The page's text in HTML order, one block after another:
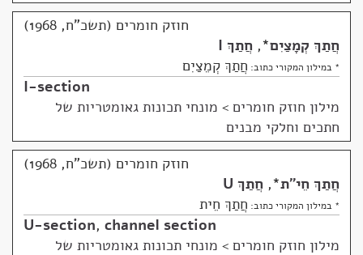
חוזק חומרים (תשכ"ח, 1968)
חֲתַךְ קְמָצַיִם*
, חֲתַךְ I
* במילון המקורי כתוב: חֲתַךְ קְמֵצַיִם
I-section
מילון חוזק חומרים > מונחי תכונות גאומטריות של
חתכים וחלקי מבנים
חוזק חומרים (תשכ"ח, 1968)
חֲתַךְ חֵי"ת*
, חֲתַךְ U
* במילון המקורי כתוב: חֲתַךְ חֵית
U-section, channel section
מילון חוזק חומרים > מונחי תכונות גאומטריות של